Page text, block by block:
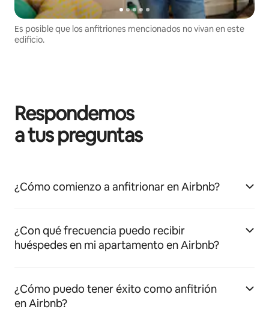
Es posible que los anfitriones mencionados no vivan en este
edificio.
Respondemos
a tus preguntas
¿Cómo comienzo a anfitrionar en Airbnb?
¿Con qué frecuencia puedo recibir
huéspedes en mi apartamento en Airbnb?
¿Cómo puedo tener éxito como anfitrión
en Airbnb?